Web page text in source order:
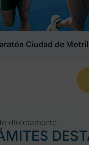
Ciudad de Motril
directamente